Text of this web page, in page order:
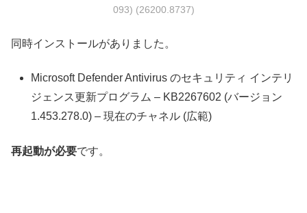
093) (26200.8737)
同時インストールがありました。
Microsoft Defender Antivirus のセキュリティ インテリ
ジェンス更新プログラム – KB2267602 (バージョン
1.453.278.0) – 現在のチャネル (広範)
再起動が必要です。